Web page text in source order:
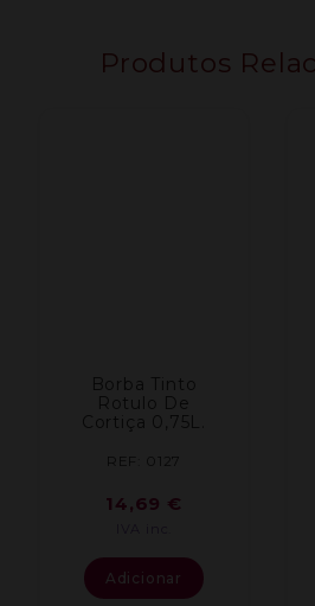
Produtos
Borba Tinto
Rotulo De
Cortiça 0,75L.
REF: 0127
14,69 €
Adicionar